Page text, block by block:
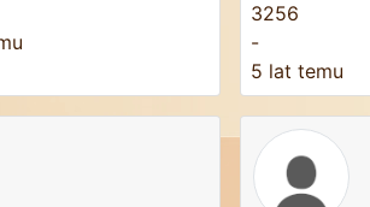
3256
-
5 lat temu